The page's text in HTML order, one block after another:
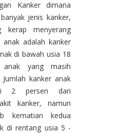
Kanker dimana
jenis kanker,
kerap menyerang
anak adalah kanker
di bawah usia 18
anak yang masih
kanker anak
2 persen dari
kanker, namun
kematian kedua
di rentang usia 5 -